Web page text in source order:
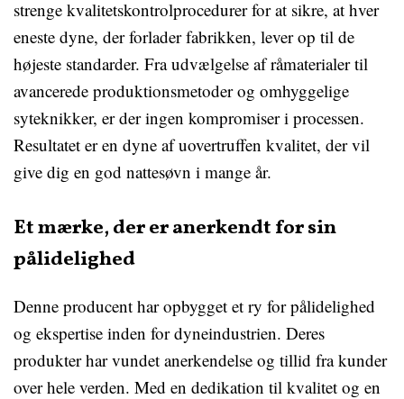
strenge kvalitetskontrolprocedurer for at sikre, at hver
eneste dyne, der forlader fabrikken, lever op til de
højeste standarder. Fra udvælgelse af råmaterialer til
avancerede produktionsmetoder og omhyggelige
syteknikker, er der ingen kompromiser i processen.
Resultatet er en dyne af uovertruffen kvalitet, der vil
give dig en god nattesøvn i mange år.
Et mærke, der er anerkendt for sin
pålidelighed
Denne producent har opbygget et ry for pålidelighed
og ekspertise inden for dyneindustrien. Deres
produkter har vundet anerkendelse og tillid fra kunder
over hele verden. Med en dedikation til kvalitet og en